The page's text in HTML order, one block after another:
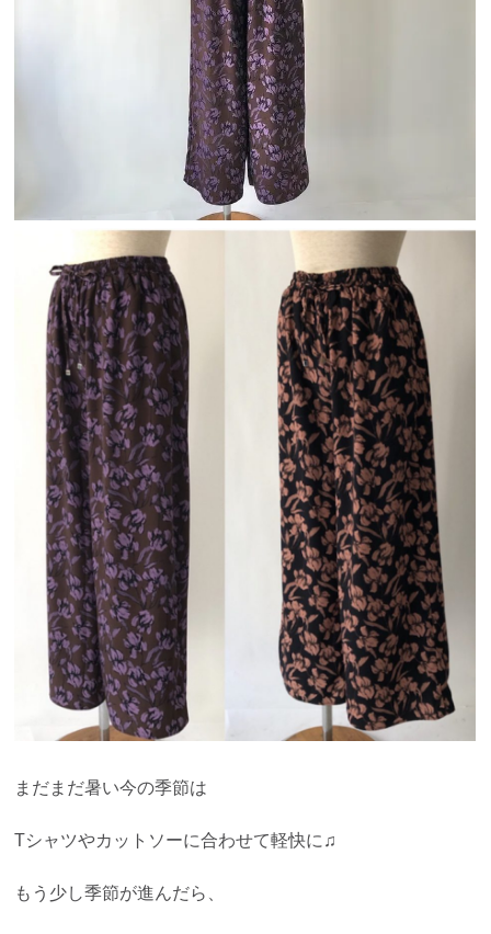
まだまだ暑い今の季節は
Tシャツやカットソーに合わせて軽快に♫
もう少し季節が進んだら、